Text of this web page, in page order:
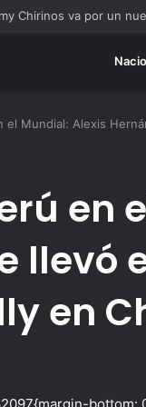
Pisco 2026: todo listo
el Mundial: Alexis
en
llevó
en